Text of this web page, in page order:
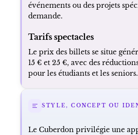
événements ou des projets
demande.
Tarifs spectacles
Le prix des billets se situe
15 € et 25 €, avec des
pour les étudiants et les seniors.
STYLE, CONCEPT OU
Le Cuberdon privilégie une